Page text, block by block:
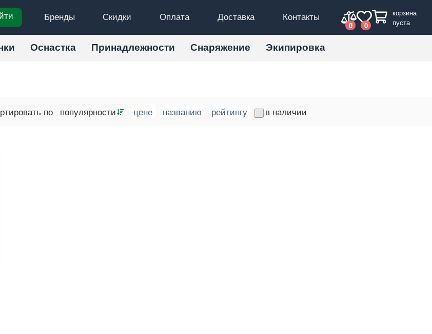
Бренды Скидки Оплата Доставка Контакты
0 0
корзина
пуста
Оснастка Принадлежности Снаряжение Экипировка
по популярности цене названию рейтингу в наличии